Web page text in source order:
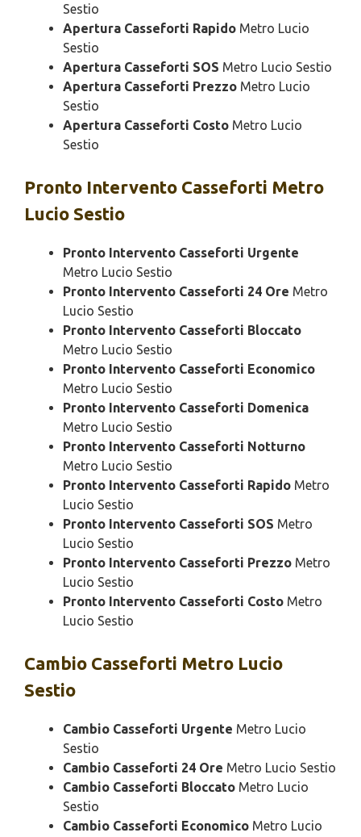
Sestio
Apertura Casseforti Rapido Metro Lucio
Sestio
Apertura Casseforti SOS Metro Lucio Sestio
Apertura Casseforti Prezzo Metro Lucio
Sestio
Apertura Casseforti Costo Metro Lucio
Sestio
Pronto Intervento Casseforti Metro
Lucio Sestio
Pronto Intervento Casseforti Urgente
Metro Lucio Sestio
Pronto Intervento Casseforti 24 Ore Metro
Lucio Sestio
Pronto Intervento Casseforti Bloccato
Metro Lucio Sestio
Pronto Intervento Casseforti Economico
Metro Lucio Sestio
Pronto Intervento Casseforti Domenica
Metro Lucio Sestio
Pronto Intervento Casseforti Notturno
Metro Lucio Sestio
Pronto Intervento Casseforti Rapido Metro
Lucio Sestio
Pronto Intervento Casseforti SOS Metro
Lucio Sestio
Pronto Intervento Casseforti Prezzo Metro
Lucio Sestio
Pronto Intervento Casseforti Costo Metro
Lucio Sestio
Cambio Casseforti Metro Lucio
Sestio
Cambio Casseforti Urgente Metro Lucio
Sestio
Cambio Casseforti 24 Ore Metro Lucio Sestio
Cambio Casseforti Bloccato Metro Lucio
Sestio
Cambio Casseforti Economico Metro Lucio